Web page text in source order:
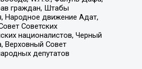
граждан, Штабы
Народное движение Адат,
Советских
националистов, Черный
Верховный Совет
депутатов